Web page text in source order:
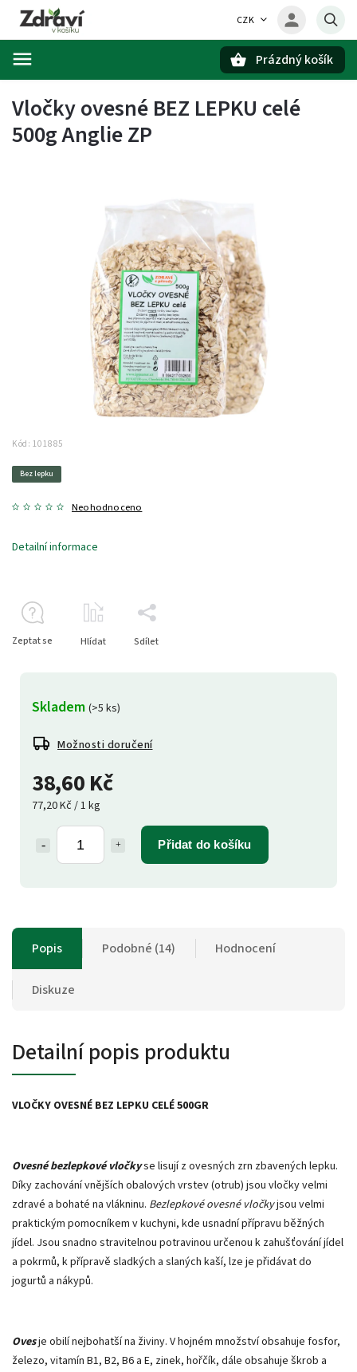
CZK
Prázdný košík
Vločky ovesné BEZ LEPKU celé
500g Anglie ZP
Kód: 101885
Bez lepku
Neohodnoceno
38,60 Kč
77,20 Kč / 1 kg
Přidat do košíku
Skladem (>5 ks)
Možnosti doručení
Detailní informace
Zeptat se Hlídat Sdílet
Popis Podobné (14) Hodnocení
Diskuze
Detailní popis produktu
VLOČKY OVESNÉ BEZ LEPKU CELÉ 500GR
Ovesné bezlepkové vločkyse lisují z ovesných zrn zbavených lepku.
Díky zachování vnějších obalových vrstev (otrub) jsou vločky velmi
zdravé a bohaté na vlákninu. Bezlepkové ovesné vločkyjsou velmi
praktickým pomocníkem v kuchyni, kde usnadní přípravu běžných
jídel. Jsou snadno stravitelnou potravinou určenou k zahušťování jídel
a pokrmů, k přípravě sladkých a slaných kaší, lze je přidávat do
jogurtů a nákypů.
Ovesje obilí nejbohatší na živiny. V hojném množství obsahuje fosfor,
železo, vitamín B1, B2, B6 a E, zinek, hořčík, dále obsahuje škrob a